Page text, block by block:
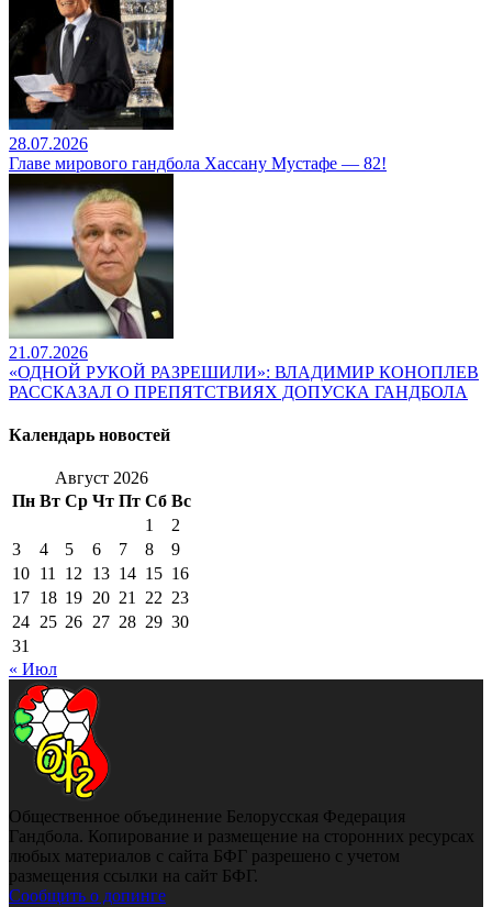
28.07.2026
Главе мирового гандбола Хассану Мустафе — 82!
21.07.2026
«ОДНОЙ РУКОЙ РАЗРЕШИЛИ»: ВЛАДИМИР КОНОПЛЕВ
РАССКАЗАЛ О ПРЕПЯТСТВИЯХ ДОПУСКА ГАНДБОЛА
Календарь новостей
Август 2026
Пн Вт Ср Чт Пт Сб Вс
1
2
3
4 5 6 7 8
9
10 11 12 13 14 15 16
17 18 19 20 21 22 23
24 25 26 27 28 29 30
31
« Июл
Общественное объединение Белорусская Федерация
Гандбола. Копирование и размещение на сторонних ресурсах
любых материалов с сайта БФГ разрешено с учетом
размещения ссылки на сайт БФГ.
Сообщить о допинге